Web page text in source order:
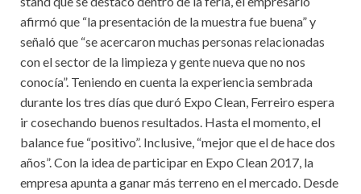
afirmó que “la presentación de la muestra fue buena” y
señaló que “se acercaron muchas personas relacionadas
con el sector de la limpieza y gente nueva que no nos
conocía”. Teniendo en cuenta la experiencia sembrada
durante los tres días que duró Expo Clean, Ferreiro espera
ir cosechando buenos resultados. Hasta el momento, el
balance fue “positivo”. Inclusive, “mejor que el de hace dos
años”. Con la idea de participar en Expo Clean 2017, la
empresa apunta a ganar más terreno en el mercado. Desde